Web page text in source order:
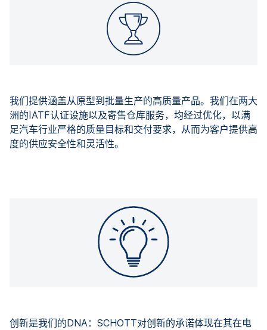
我们提供涵盖从原型到批量生产的高质量产品。我们在两大
洲的IATF认证设施以及寄售仓库服务，均经过优化，以满
足汽车行业严格的质量目标和交付要求，从而为客户提供高
度的供应安全性和灵活性。
创新是我们的DNA：SCHOTT对创新的承诺体现在其在电